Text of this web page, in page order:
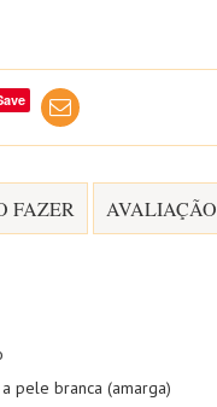
FAZER AVALIAÇÃO
pele branca (amarga)